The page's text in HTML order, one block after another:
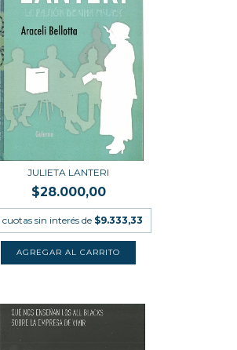
JULIETA LANTERI
$28.000,00
cuotas sin interés de $9.333,33